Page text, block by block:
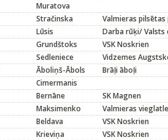
Muratova
Stračinska
Valmieras pilsētas
Lūsis
Darba rūķi/ Valsts
Grundštoks
VSK Noskrien
Sedleniece
Vidzemes
Āboliņš-Ābols
Brāļi āboļi
Cimermanis
Bernāne
SK Magnen
Maksimenko
Valmieras
Beldava
VSK Noskrien
Krieviņa
VSK Noskrien